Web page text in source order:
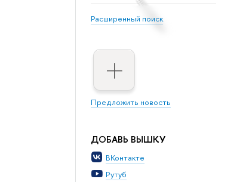
Расширенный поиск
Предложить новость
ДОБАВЬ ВЫШКУ
ВКонтакте
Рутуб